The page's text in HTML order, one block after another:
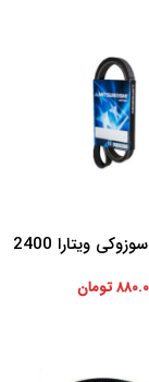
تسمه دینام سوزوکی ویتارا 2400
تومان